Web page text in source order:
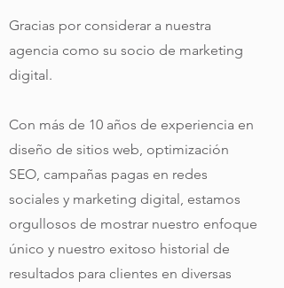
Gracias por considerar a nuestra
agencia como su socio de marketing
digital.
Con más de 10 años de experiencia en
diseño de sitios web, optimización
SEO, campañas pagas en redes
sociales y marketing digital, estamos
orgullosos de mostrar nuestro enfoque
único y nuestro exitoso historial de
resultados para clientes en diversas